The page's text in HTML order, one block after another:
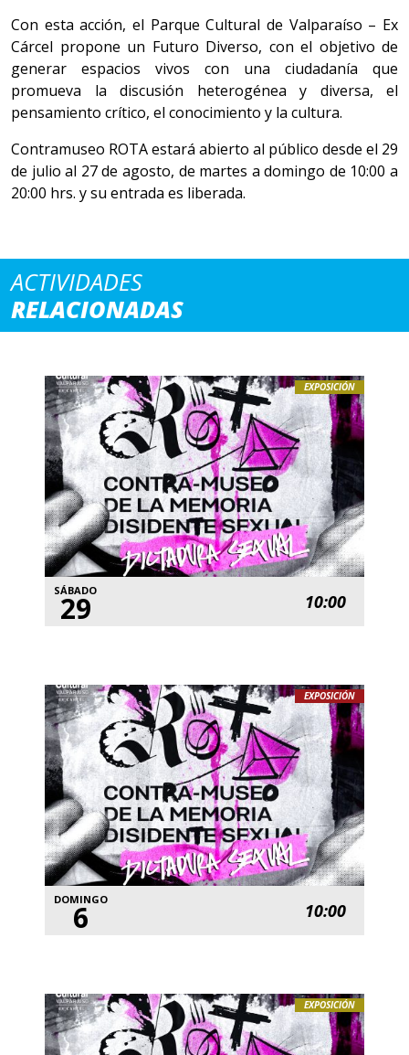
Con esta acción, el Parque Cultural de Valparaíso – Ex
Cárcel propone un Futuro Diverso, con el objetivo de
generar espacios vivos con una ciudadanía que
promueva la discusión heterogénea y diversa, el
pensamiento crítico, el conocimiento y la cultura.
Contramuseo ROTA estará abierto al público desde el 29
de julio al 27 de agosto, de martes a domingo de 10:00 a
20:00 hrs. y su entrada es liberada.
ACTIVIDADES
RELACIONADAS
EXPOSICIÓN
SÁBADO
29 10:00
EXPOSICIÓN
DOMINGO
6 10:00
EXPOSICIÓN